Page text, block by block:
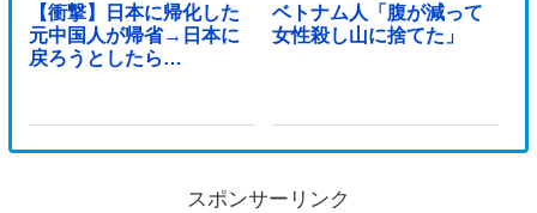
【衝撃】日本に帰化した
元中国人が帰省→日本に
戻ろうとしたら…
ベトナム人「腹が減って
女性殺し山に捨てた」
スポンサーリンク